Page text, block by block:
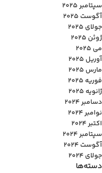
سپتامبر 2025
آگوست 2025
جولای 2025
ژوئن 2025
می 2025
آوریل 2025
مارس 2025
فوریه 2025
ژانویه 2025
دسامبر 2024
نوامبر 2024
اکتبر 2024
سپتامبر 2024
آگوست 2024
جولای 2024
دسته‌ها